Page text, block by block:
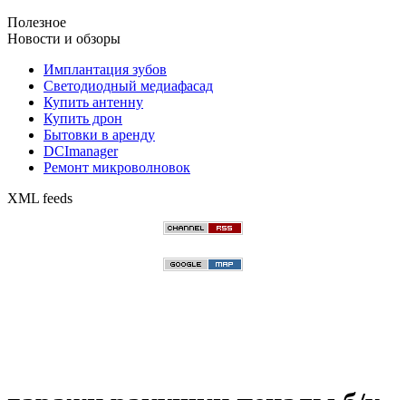
Полезное
Новости и обзоры
Имплантация зубов
Светодиодный медиафасад
Купить антенну
Купить дрон
Бытовки в аренду
DCImanager
Ремонт микроволновок
XML feeds